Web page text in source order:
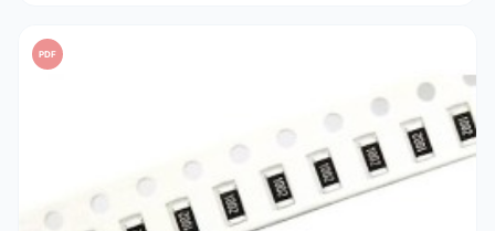
PDF